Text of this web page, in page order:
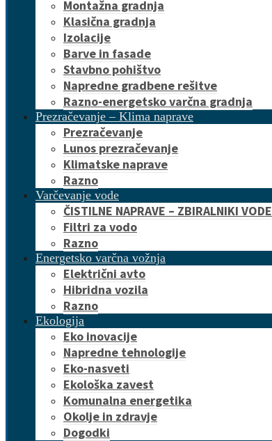
Montažna gradnja
Klasična gradnja
Izolacije
Barve in fasade
Stavbno pohištvo
Napredne gradbene rešitve
Razno-energetsko varčna gradnja
Prezračevanje – Klima naprave
Prezračevanje
Lunos prezračevanje
Klimatske naprave
Razno
Varčevanje vode
ČISTILNE NAPRAVE – ZBIRALNIKI VODE
Filtri za vodo
Razno
Energetsko varčna vožnja
Električni avto
Hibridna vozila
Razno
Ekologija
Eko inovacije
Napredne tehnologije
Eko-nasveti
Ekološka zavest
Komunalna energetika
Okolje in zdravje
Dogodki